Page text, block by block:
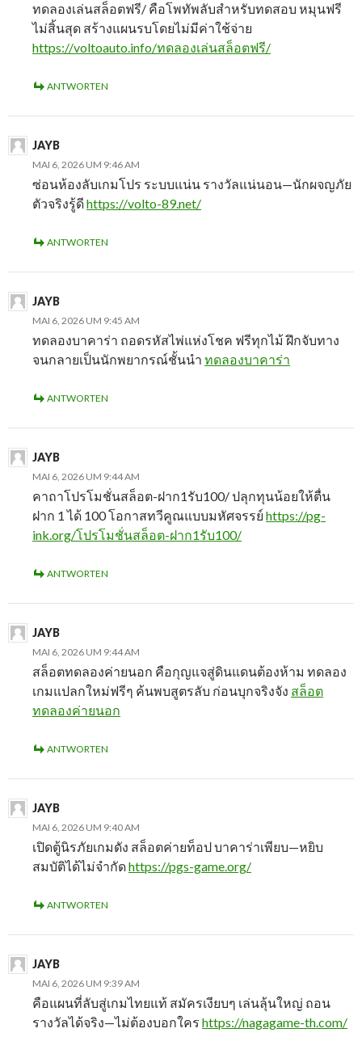
ทดลองเล่นสล็อตฟรี/ คือโพทัพลับสำหรับทดสอบ หมุนฟรี
ไม่สิ้นสุด สร้างแผนรบโดยไม่มีค่าใช้จ่าย
https://voltoauto.info/ทดลองเล่นสล็อตฟรี/
ANTWORTEN
JAYB
MAI 6, 2026 UM 9:46 AM
ซ่อนห้องลับเกมโปร ระบบแน่น รางวัลแน่นอน—นักผจญภัย
ตัวจริงรู้ดีhttps://volto-89.net/
ANTWORTEN
JAYB
MAI 6, 2026 UM 9:45 AM
ทดลองบาคาร่า ถอดรหัสไพ่แห่งโชค ฟรีทุกไม้ ฝึกจับทาง
จนกลายเป็นนักพยากรณ์ชั้นนำ ทดลองบาคาร่า
ANTWORTEN
JAYB
MAI 6, 2026 UM 9:44 AM
คาถาโปรโมชั่นสล็อต-ฝาก1รับ100/ ปลุกทุนน้อยให้ตื่น
ฝาก 1 ได้ 100 โอกาสทวีคูณแบบมหัศจรรย์ https://pg-
ink.org/โปรโมชั่นสล็อต-ฝาก1รับ100/
ANTWORTEN
JAYB
MAI 6, 2026 UM 9:44 AM
สล็อตทดลองค่ายนอก คือกุญแจสู่ดินแดนต้องห้าม ทดลอง
เกมแปลกใหม่ฟรีๆ ค้นพบสูตรลับ ก่อนบุกจริงจัง สล็อต
ทดลองค่ายนอก
ANTWORTEN
JAYB
MAI 6, 2026 UM 9:40 AM
เปิดตู้นิรภัยเกมดัง สล็อตค่ายท็อป บาคาร่าเพียบ—หยิบ
สมบัติได้ไม่จำกัดhttps://pgs-game.org/
ANTWORTEN
JAYB
MAI 6, 2026 UM 9:39 AM
คือแผนที่ลับสู่เกมไทยแท้ สมัครเงียบๆ เล่นลุ้นใหญ่ ถอน
รางวัลได้จริง—ไม่ต้องบอกใคร https://nagagame-th.com/